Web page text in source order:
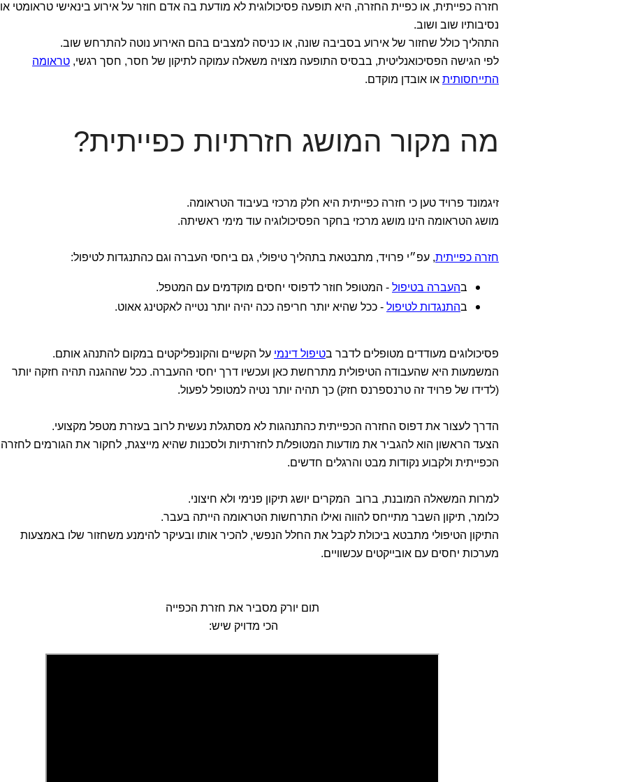
חזרה כפייתית, או כפיית החזרה, היא תופעה פסיכולוגית לא מודעת בה אדם חוזר על אירוע בינאישי טראומטי
נסיבותיו שוב ושוב.
התהליך כולל שחזור של אירוע בסביבה שונה, או כניסה למצבים בהם האירוע נוטה להתרחש שוב.
לפי הגישה הפסיכואנליטית, בבסיס התופעה מצויה משאלה עמוקה לתיקון של חסר, חסך רגשי, טראומה
התייחסותית או אובדן מוקדם.
מה מקור המושג חזרתיות כפייתית?
זיגמונד פרויד טען כי חזרה כפייתית היא חלק מרכזי בעיבוד הטראומה.
מושג הטראומה הינו מושג מרכזי בחקר הפסיכולוגיה עוד מימי ראשיתה.
חזרה כפייתית, עפ״י פרויד, מתבטאת בתהליך טיפולי, גם ביחסי העברה וגם כהתנגדות לטיפול:
בהעברה בטיפול - המטופל חוזר לדפוסי יחסים מוקדמים עם המטפל.
בהתנגדות לטיפול - ככל שהיא יותר חריפה ככה יהיה יותר נטייה לאקטינג אאוט.
פסיכולוגים מעודדים מטופלים לדבר בטיפול דינמי על הקשיים והקונפליקטים במקום להתנהג אותם.
המשמעות היא שהעבודה הטיפולית מתרחשת כאן ועכשיו דרך יחסי ההעברה. ככל שההגנה תהיה חזקה יותר
(לדידו של פרויד זה טרנספרנס חזק) כך תהיה יותר נטיה למטופל לפעול.
הדרך לעצור את דפוס החזרה הכפייתית כהתנהגות לא מסתגלת נעשית לרוב בעזרת מטפל מקצועי.
הצעד הראשון הוא להגביר את מודעות המטופל/ת לחזרתיות ולסכנות שהיא מייצגת, לחקור את הגורמים לחזרה
הכפייתית ולקבוע נקודות מבט והרגלים חדשים.
למרות המשאלה המובנת, ברוב המקרים יושג תיקון פנימי ולא חיצוני.
כלומר, תיקון השבר מתייחס להווה ואילו התרחשות הטראומה הייתה בעבר.
התיקון הטיפולי מתבטא ביכולת לקבל את החלל הנפשי, להכיר אותו ובעיקר להימנע משחזור שלו באמצעות
מערכות יחסים עם אובייקטים עכשוויים.
תום יורק מסביר את חזרת הכפייה
הכי מדויק שיש: